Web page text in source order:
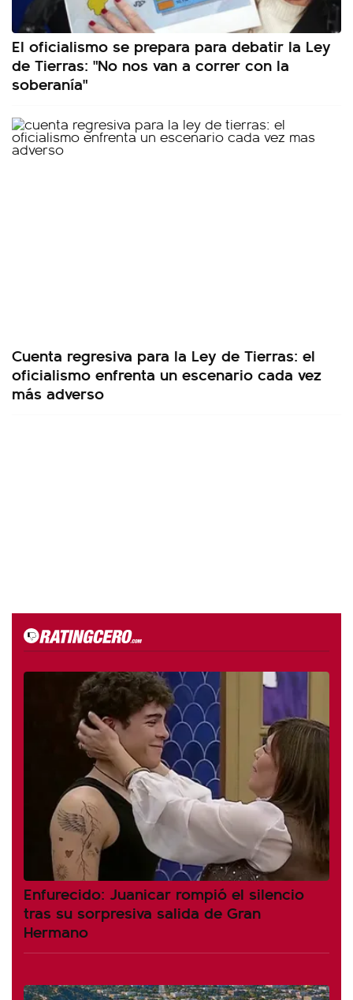
El oficialismo se prepara para debatir la Ley
de Tierras: "No nos van a correr con la
soberanía"
Cuenta regresiva para la Ley de Tierras: el
oficialismo enfrenta un escenario cada vez
más adverso
Enfurecido: Juanicar rompió el silencio
tras su sorpresiva salida de Gran
Hermano